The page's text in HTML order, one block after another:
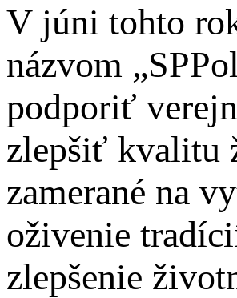
V júni tohto
názvom
podporiť
zlepšiť kvalitu
zamerané na
oživenie
zlepšenie